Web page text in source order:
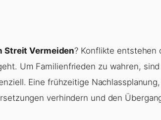
Streit Vermeiden? Konflikte entstehen
Um Familienfrieden zu wahren,
Eine frühzeitige
verhindern und den